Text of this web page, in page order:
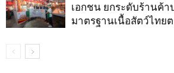
เอกชน ยกระดับร้านค้
มาตรฐานเนื้อสัตว์ไทย